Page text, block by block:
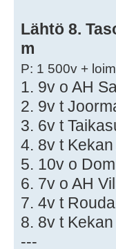
Lähtö 8.
m
P: 1 500v +
1. 9v o AH
2. 9v t
3. 6v t
4. 8v t
5. 10v o
6. 7v o AH
7. 4v t
8. 8v t
---